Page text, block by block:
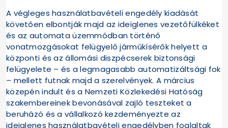
A végleges használatbavételi engedély kiadását
követően elbontják majd az ideiglenes vezetőfülkéket
és az automata üzemmódban történő
vonatmozgásokat felügyelő járműkísérők helyett a
központi és az állomási diszpécserek biztonsági
felügyelete – és a legmagasabb automatizáltsági fok
– mellett futnak majd a szerelvények. A március
közepén indult és a Nemzeti Közlekedési Hatóság
szakembereinek bevonásával zajló teszteket a
beruházó és a vállalkozó kezdeményezte az
ideiglenes használatbavételi engedélyben foglaltak